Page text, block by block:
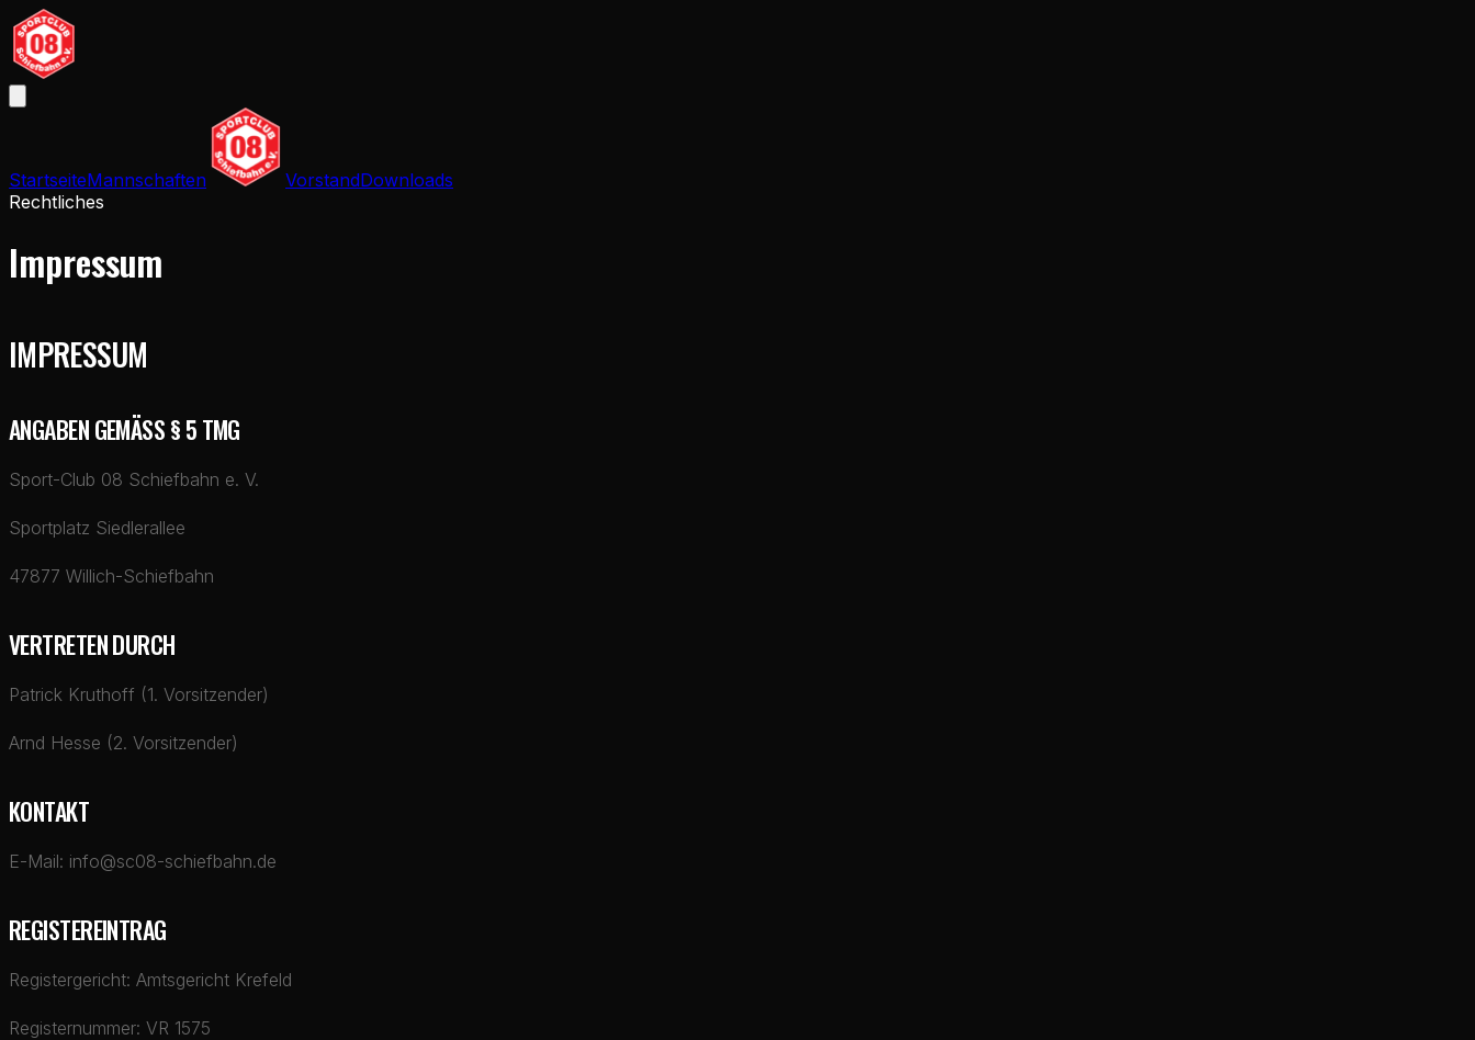
StartseiteMannschaften VorstandDownloads
Rechtliches
Impressum
IMPRESSUM
ANGABEN GEMÄSS § 5 TMG
Sport-Club 08 Schiefbahn e. V.
Sportplatz Siedlerallee
47877 Willich-Schiefbahn
VERTRETEN DURCH
Patrick Kruthoff (1. Vorsitzender)
Arnd Hesse (2. Vorsitzender)
KONTAKT
E-Mail: info@sc08-schiefbahn.de
REGISTEREINTRAG
Registergericht: Amtsgericht Krefeld
Registernummer: VR 1575